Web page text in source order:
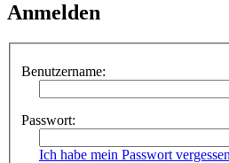
Anmelden
Benutzername:
Passwort:
Ich habe mein Passwort vergessen